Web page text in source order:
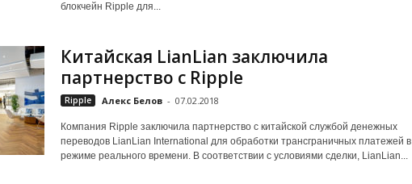
блокчейн Ripple для...
Китайская LianLian заключила
партнерство с Ripple
Ripple Алекс Белов - 07.02.2018
Компания Ripple заключила партнерство с китайской службой денежных
переводов LianLian International для обработки трансграничных платежей в
режиме реального времени. В соответствии с условиями сделки, LianLian...